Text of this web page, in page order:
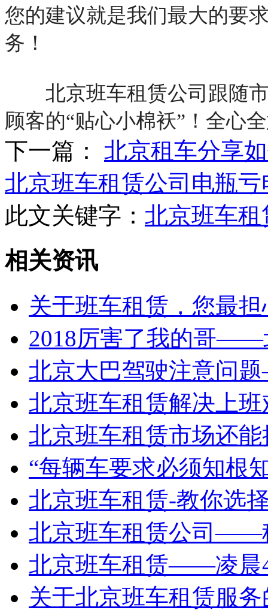
您的建议就是我们最大的要
务！
北京班车租赁公司 跟随
顾客的“贴心小棉袄”！全心
下一篇： 北京租车分享
北京班车租赁公司电瓶
此文关键字： 北京班车租
相关资讯
关于班车租赁，您最
2018厉害了我的哥——
北京大巴驾驶注意问
北京班车租赁解决上
北京班车租赁市场还
“每辆车要求必须知
北京班车租赁-教你选
北京班车租赁公司——
北京班车租赁——凌晨
关于北京班车租赁服